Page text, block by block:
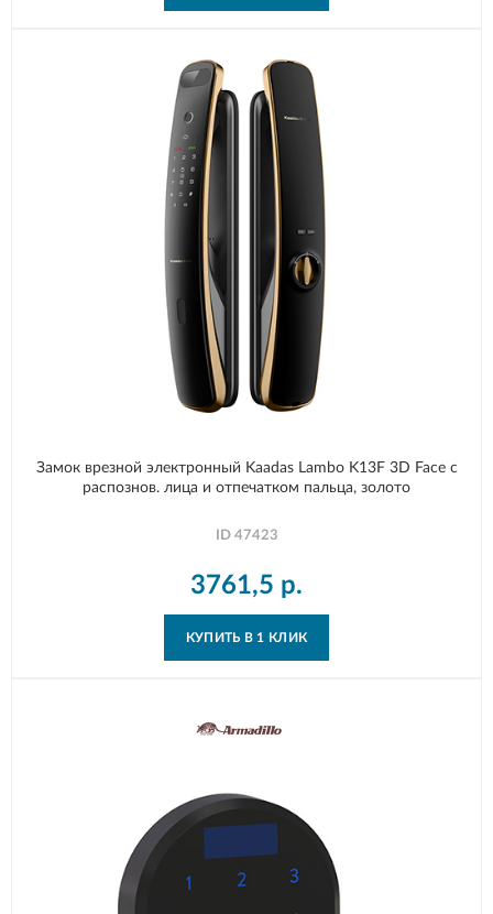
Замок врезной электронный Kaadas Lambo K13F 3D Face с
распознов. лица и отпечатком пальца, золото
ID 47423
3761,5 р.
КУПИТЬ В 1 КЛИК